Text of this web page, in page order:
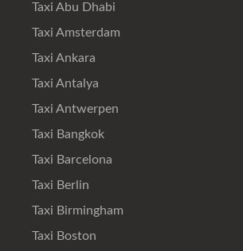
Taxi Abu Dhabi
Taxi Amsterdam
Taxi Ankara
Taxi Antalya
Taxi Antwerpen
Taxi Bangkok
Taxi Barcelona
Taxi Berlin
Taxi Birmingham
Taxi Boston